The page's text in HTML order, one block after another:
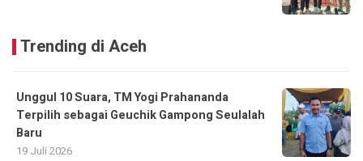
Trending di Aceh
Unggul 10 Suara, TM Yogi Prahananda
Terpilih sebagai Geuchik Gampong Seulalah
Baru
19 Juli 2026